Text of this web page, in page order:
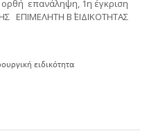
επανάληψη, 1η έγκριση
ΕΠΙΜΕΛΗΤΗ Β΄ ΕΙΔΙΚΟΤΗΤΑΣ
ειδικότητα